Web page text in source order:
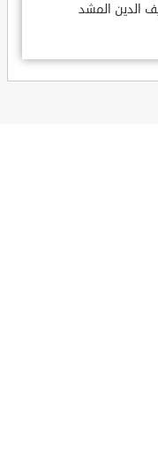
الدين المشد